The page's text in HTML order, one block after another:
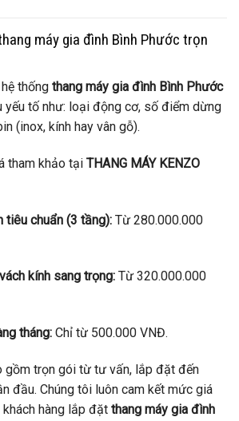
máy gia đình Bình Phước trọn
thống thang máy gia đình Bình Phước
yếu tố như: loại động cơ, số điểm dừng
(inox, kính hay vân gỗ).
tham khảo tại THANG MÁY KENZO
tiêu chuẩn (3 tầng):Từ 280.000.000
kính sang trọng:Từ 320.000.000
tháng:Chỉ từ 500.000 VNĐ.
gồm trọn gói từ tư vấn, lắp đặt đến
đầu. Chúng tôi luôn cam kết mức giá
hàng lắp đặt thang máy gia đình